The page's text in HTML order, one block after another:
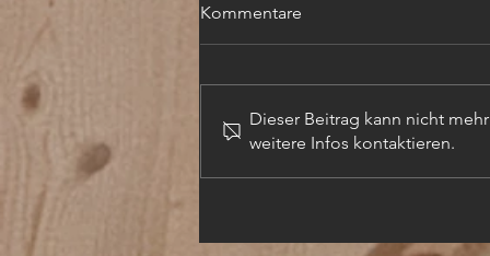
Kommentare
Dieser Beitrag kann nicht
weitere Infos kontaktieren.